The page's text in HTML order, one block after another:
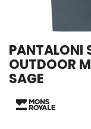
Pantaloni outdoor
Curele
Sepci
Underwear
PANTALONI
OUTDOOR
SAGE